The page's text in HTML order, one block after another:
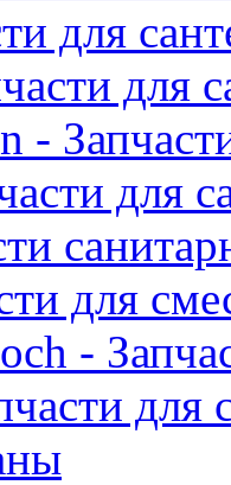
для
для
-
для
для
-
для